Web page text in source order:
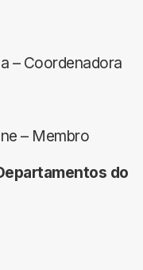
– Coordenadora
– Membro
do